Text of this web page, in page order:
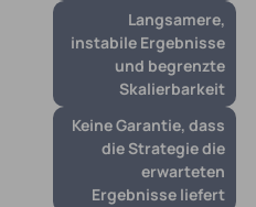
Langsamere,
instabile Ergebnisse
und begrenzte
Skalierbarkeit
Keine Garantie, dass
die Strategie die
erwarteten
Ergebnisse liefert